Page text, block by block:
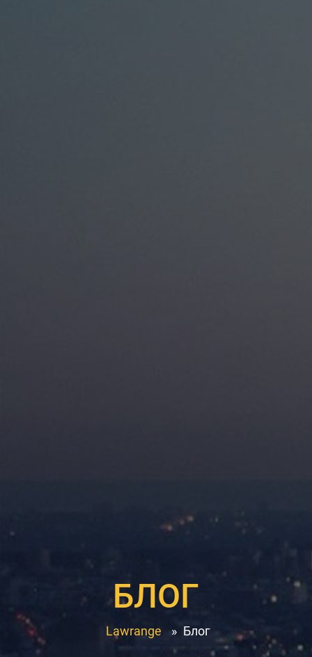
БЛОГ
Lawrange » Блог